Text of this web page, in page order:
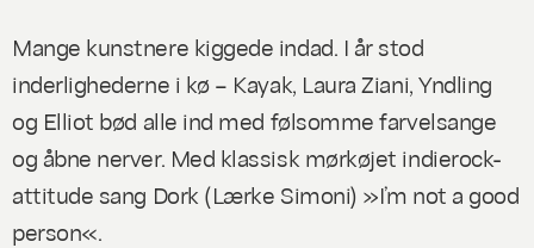
Mange kunstnere kiggede indad. I år stod
inderlighederne i kø – Kayak, Laura Ziani, Yndling
og Elliot bød alle ind med følsomme farvelsange
og åbne nerver. Med klassisk mørkøjet indierock-
attitude sang Dork (Lærke Simoni) »I’m not a good
person«.